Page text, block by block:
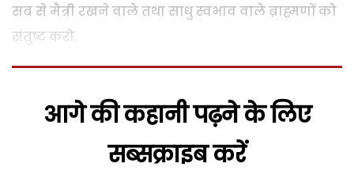
सब से मैत्री रखने वाले तथा साधु स्वभाव वाले ब्राह्मणों को
संतुष्ट करो.
आगे की कहानी पढ़ने के लिए
सब्सक्राइब करें